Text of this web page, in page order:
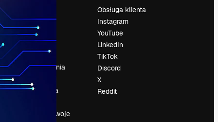
O nas
Reviews
Kariera
Trendy
wyszukiwania
Wydarzenia
Sprzedaj swoje
Obsługa klienta
Instagram
YouTube
LinkedIn
TikTok
Discord
X
Reddit